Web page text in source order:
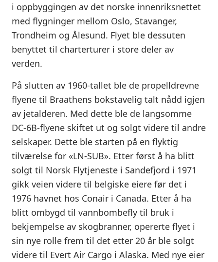
i oppbyggingen av det norske innenriksnettet
med flygninger mellom Oslo, Stavanger,
Trondheim og Ålesund. Flyet ble dessuten
benyttet til charterturer i store deler av
verden.
På slutten av 1960-tallet ble de propelldrevne
flyene til Braathens bokstavelig talt nådd igjen
av jetalderen. Med dette ble de langsomme
DC-6B-flyene skiftet ut og solgt videre til andre
selskaper. Dette ble starten på en flyktig
tilværelse for «LN-SUB». Etter først å ha blitt
solgt til Norsk Flytjeneste i Sandefjord i 1971
gikk veien videre til belgiske eiere før det i
1976 havnet hos Conair i Canada. Etter å ha
blitt ombygd til vannbombefly til bruk i
bekjempelse av skogbranner, opererte flyet i
sin nye rolle frem til det etter 20 år ble solgt
videre til Evert Air Cargo i Alaska. Med nye eier